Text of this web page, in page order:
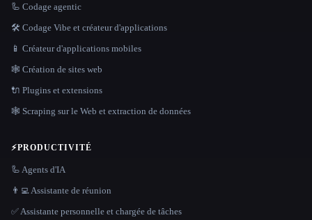
🦾 Codage agentic
🛠️ Codage Vibe et créateur d'applications
📱 Créateur d'applications mobiles
🕸 Création de sites web
🔌 Plugins et extensions
🕸️ Scraping sur le Web et extraction de données
⚡PRODUCTIVITÉ
🦾 Agents d'IA
👨‍💻 Assistante de réunion
✅ Assistante personnelle et chargée de tâches